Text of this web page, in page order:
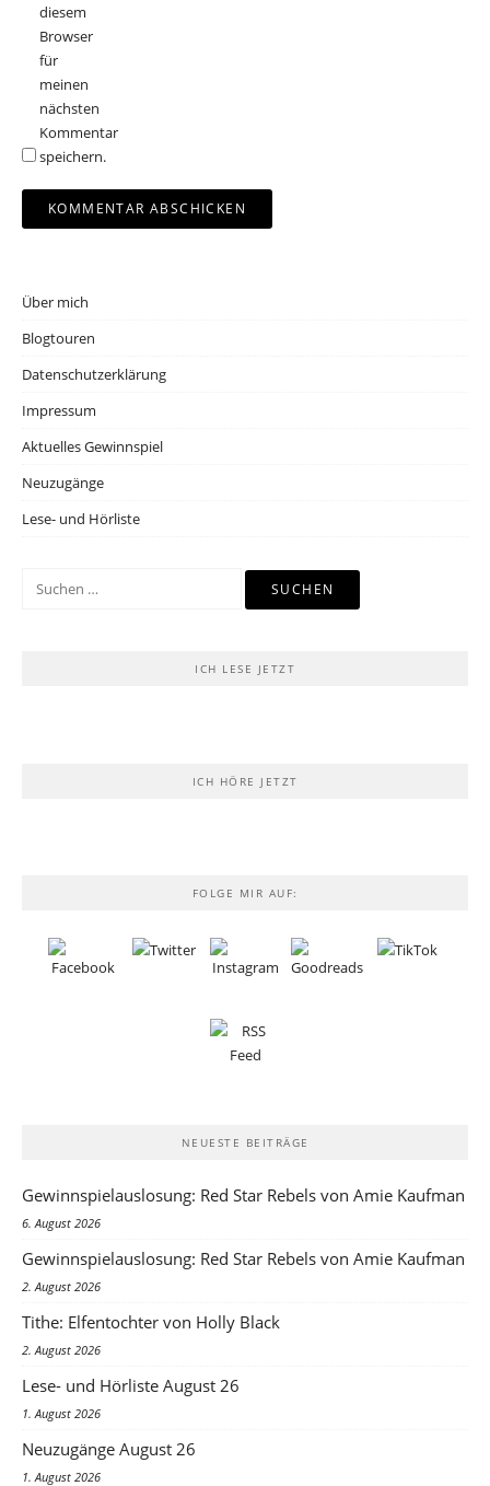
diesem
Browser
für
meinen
nächsten
Kommentar
speichern.
Über mich
Blogtouren
Datenschutzerklärung
Impressum
Aktuelles Gewinnspiel
Neuzugänge
Lese- und Hörliste
Suchen
ICH LESE JETZT
ICH HÖRE JETZT
FOLGE MIR AUF:
NEUESTE BEITRÄGE
Gewinnspielauslosung: Red Star Rebels von Amie Kaufman
6. August 2026
Gewinnspielauslosung: Red Star Rebels von Amie Kaufman
2. August 2026
Tithe: Elfentochter von Holly Black
2. August 2026
Lese- und Hörliste August 26
1. August 2026
Neuzugänge August 26
1. August 2026